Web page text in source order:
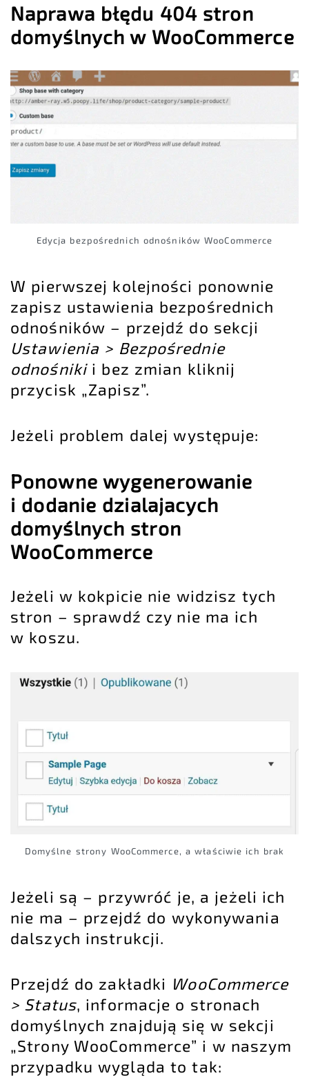
Naprawa błędu 404 stron
domyślnych w WooCommerce
Edycja bezpośrednich odnośników WooCommerce
W pierwszej kolejności ponownie
zapisz ustawienia bezpośrednich
odnośników – przejdź do sekcji
Ustawienia > Bezpośrednie
odnośnikii bez zmian kliknij
przycisk „Zapisz”.
Jeżeli problem dalej występuje:
Ponowne wygenerowanie
i dodanie dzialajacych
domyślnych stron
WooCommerce
Jeżeli w kokpicie nie widzisz tych
stron – sprawdź czy nie ma ich
w koszu.
Domyślne strony WooCommerce, a właściwie ich brak
Jeżeli są – przywróć je, a jeżeli ich
nie ma – przejdź do wykonywania
dalszych instrukcji.
Przejdź do zakładki WooCommerce
> Status, informacje o stronach
domyślnych znajdują się w sekcji
„Strony WooCommerce” i w naszym
przypadku wygląda to tak: